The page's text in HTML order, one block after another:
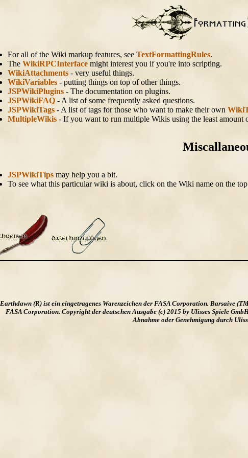
For all of the Wiki markup features, see TextFormattingRules.
The WikiRPCInterface might interest you if you're into scripting.
WikiAttachments - very useful things.
WikiVariables - putting things on top of other things.
JSPWikiPlugins - The documentation on plugins.
JSPWikiFAQ - A list of some frequently asked questions.
JSPWikiTags - A list of tags for those who want to make their own
MultipleWikis - If you want to run multiple Wikis using the least amount
JSPWikiTips may help you a bit.
To see what this particular wiki is about, click on the Wiki name on the
Earthdawn (R) ist ein eingetragenes Warenzeichen der FASA Corporation. Barsaive
FASA Corporation. Copyright der deutschen Ausgabe (c) 2015 by Ulisses Spiele
Abnahme oder Genehmigung durch